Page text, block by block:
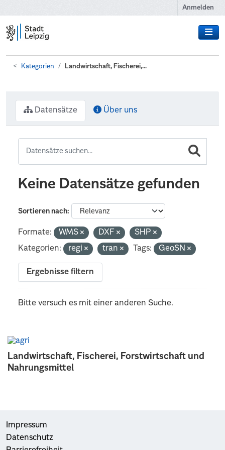
Anmelden
Kategorien Landwirtschaft, Fischerei,...
Landwirtschaft, Fischerei, Forstwirtschaft und
Nahrungsmittel
Datensätze Über uns
Keine Datensätze gefunden
Sortieren nach
Formate: WMS DXF
SHP
Kategorien:
regi tran Tags: GeoSN
Ergebnisse filtern
Bitte versuch es mit einer anderen Suche.
Impressum
Datenschutz